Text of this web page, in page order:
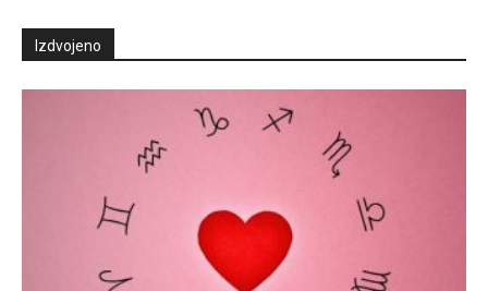
Izdvojeno